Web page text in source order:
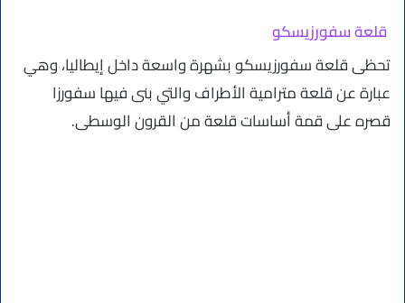
قلعة سفورزيسكو
تحظى قلعة سفورزيسكو بشهرة واسعة داخل إيطاليا، وهي
عبارة عن قلعة مترامية الأطراف والتي بنى فيها سفورزا
قصره على قمة أساسات قلعة من القرون الوسطى.